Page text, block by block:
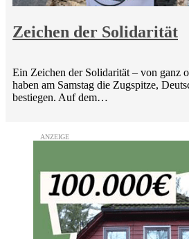
Zeichen der Solidarität
Ein Zeichen der Solidarität – von ganz
haben am Samstag die Zugspitze,
bestiegen. Auf dem…